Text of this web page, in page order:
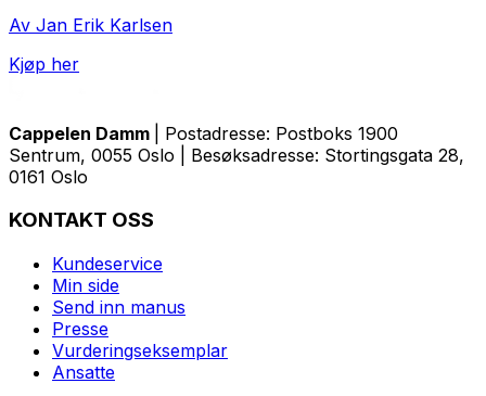
Av Jan Erik Karlsen
Kjøp her
Cappelen Damm
| Postadresse: Postboks 1900
Sentrum, 0055 Oslo | Besøksadresse: Stortingsgata 28,
0161 Oslo
KONTAKT OSS
Kundeservice
Min side
Send inn manus
Presse
Vurderingseksemplar
Ansatte